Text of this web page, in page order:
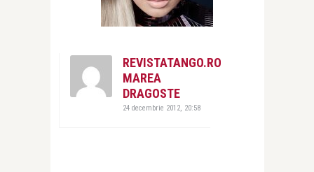
REVISTATANGO.RO
MAREA
DRAGOSTE
24 decembrie 2012, 20:58